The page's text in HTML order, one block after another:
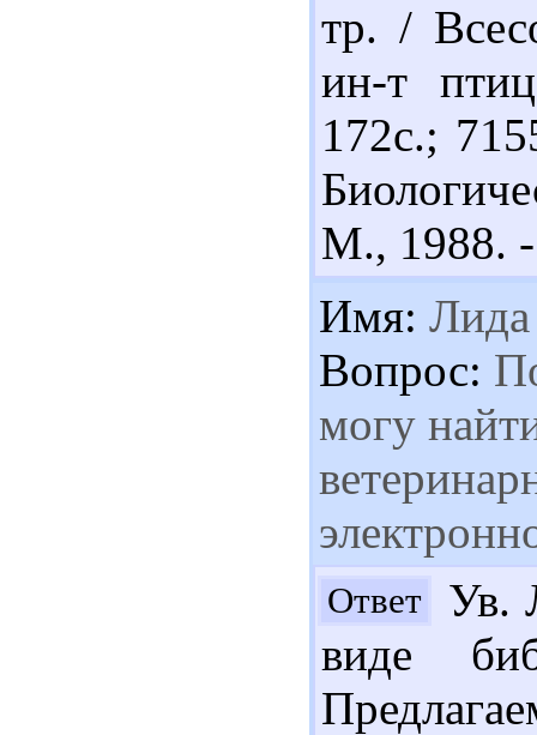
тр. /
ин-т
172с.;
М., 1988.
Имя: Лида
Вопрос:
могу
Ответ
Ув.
виде